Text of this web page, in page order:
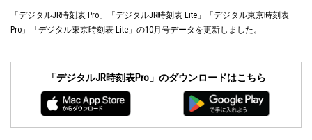
「デジタルJR時刻表 Pro」「デジタルJR時刻表 Lite」「デジタル東京時刻表
Pro」「デジタル東京時刻表 Lite」の10月号データを更新しました。
「デジタルJR時刻表Pro」のダウンロードはこちら